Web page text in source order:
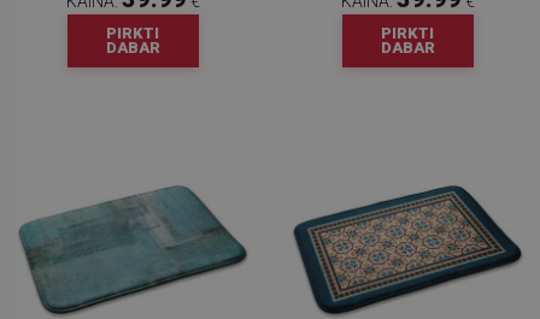
PIRKTI
DABAR
PIRKTI
DABAR